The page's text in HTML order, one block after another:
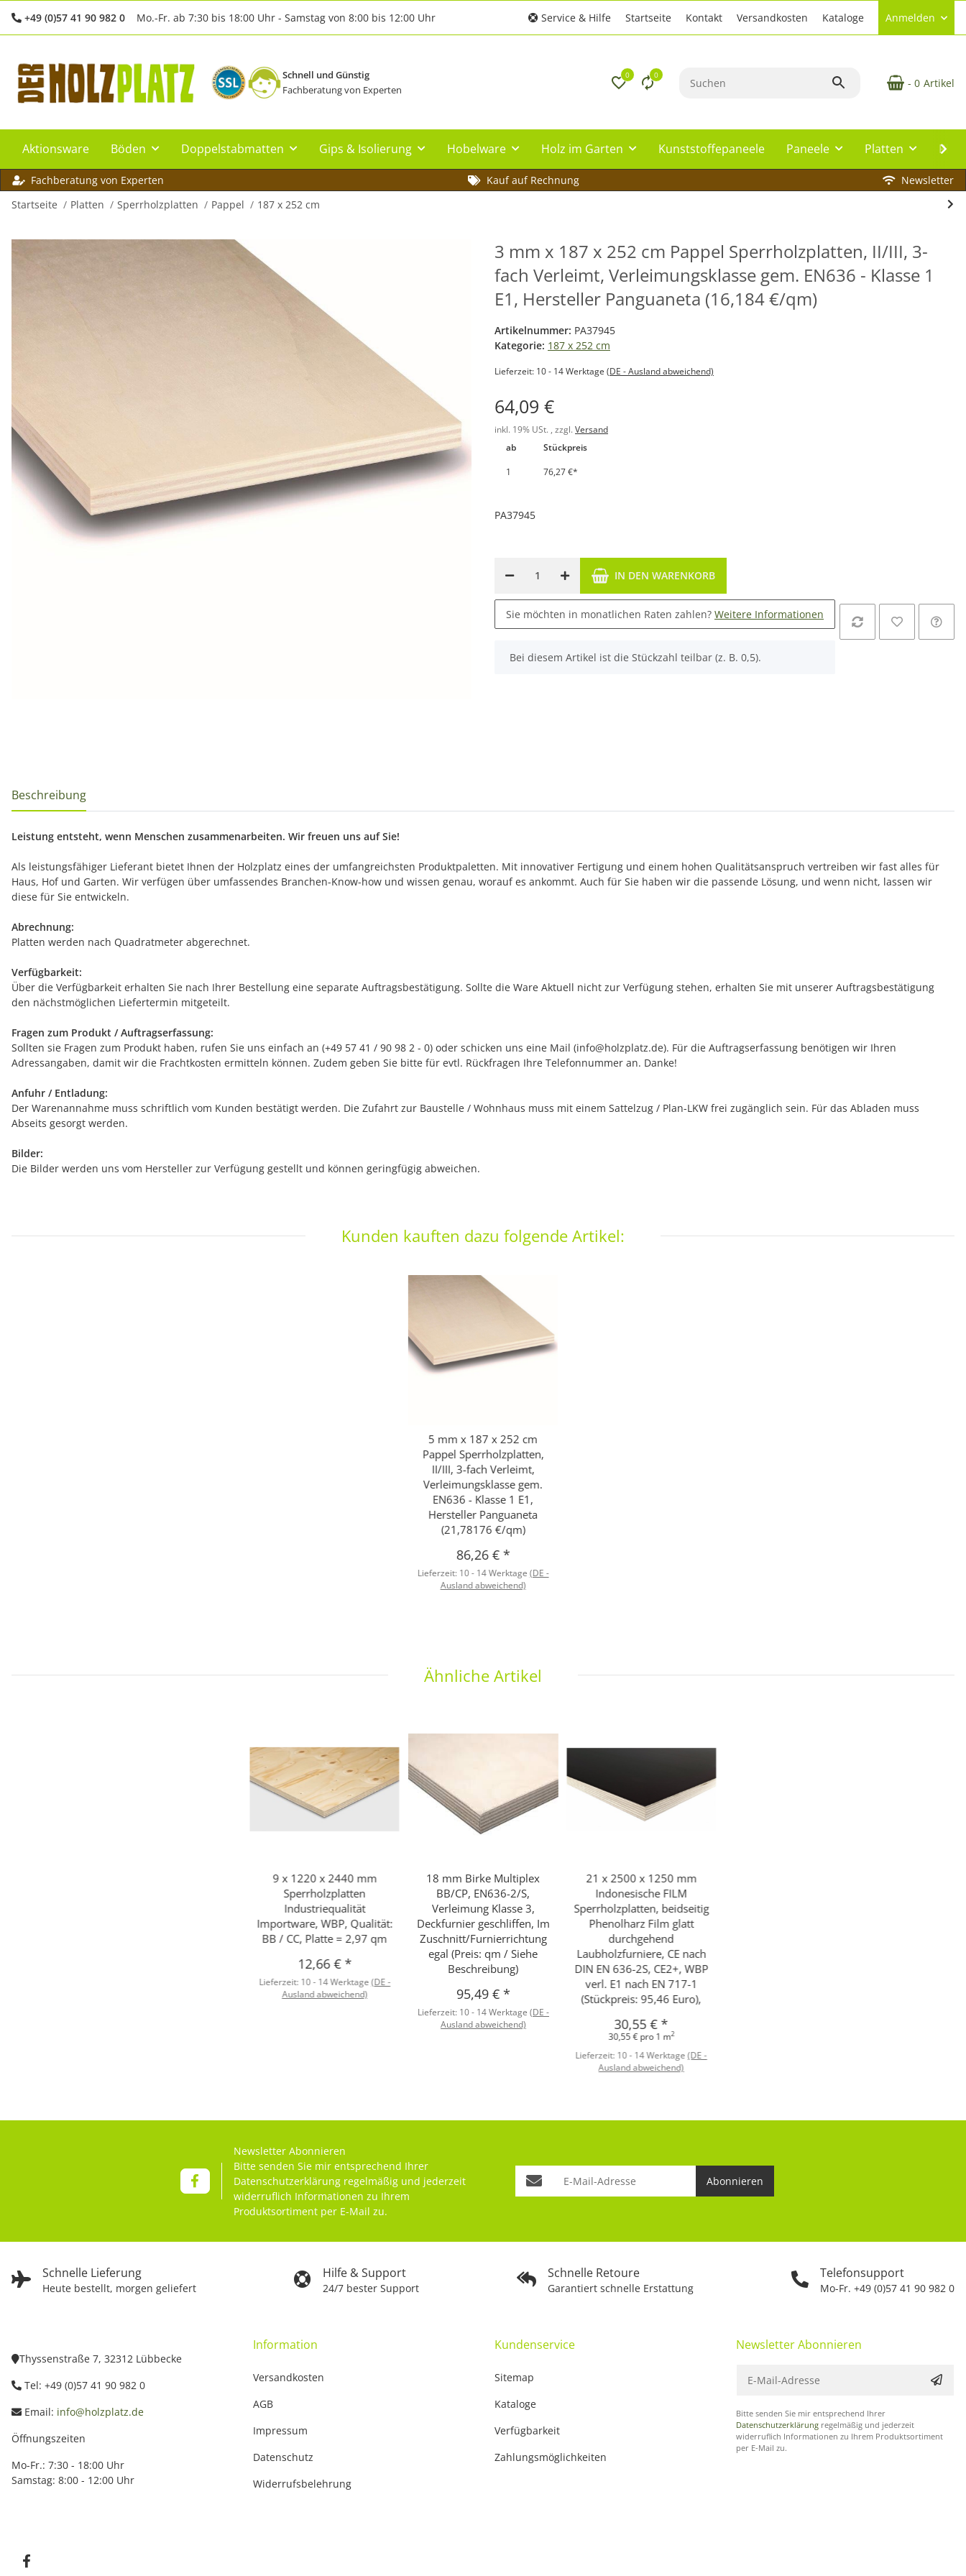
+49 (0)57 41 90 982 0 Mo.-Fr. ab 7:30 bis 18:00 Uhr - Samstag von 8:00 bis 12:00 Uhr Service & Hilfe Startseite Kontakt Versandkosten Kataloge Anmelden
Schnell und Günstig
Fachberatung von Experten
0 0
- 0 Artikel
Aktionsware Böden Doppelstabmatten Gips & Isolierung Hobelware Holz im Garten Kunststoffepaneele Paneele Platten
Fachberatung von Experten Kauf auf Rechnung
Newsletter
Startseite
Platten Sperrholzplatten Pappel 187 x 252 cm
3 mm x 187 x 252 cm Pappel Sperrholzplatten, II/III, 3-
fach Verleimt, Verleimungsklasse gem. EN636 - Klasse 1
E1, Hersteller Panguaneta (16,184 €/qm)
Artikelnummer: PA37945
Kategorie: 187 x 252 cm
Lieferzeit: 10 - 14 Werktage (DE - Ausland abweichend)
64,09 €
inkl. 19% USt. , zzgl. Versand
ab
Stückpreis
1
76,27 €*
PA37945
IN DEN WARENKORB
Sie möchten in monatlichen Raten zahlen? Weitere Informationen
x
Bei diesem Artikel ist die Stückzahl teilbar (z. B. 0,5).
Beschreibung
Leistung entsteht, wenn Menschen zusammenarbeiten. Wir freuen uns auf Sie!
Als leistungsfähiger Lieferant bietet Ihnen der Holzplatz eines der umfangreichsten Produktpaletten. Mit innovativer Fertigung und einem hohen Qualitätsanspruch vertreiben wir fast alles für
Haus, Hof und Garten. Wir verfügen über umfassendes Branchen-Know-how und wissen genau, worauf es ankommt. Auch für Sie haben wir die passende Lösung, und wenn nicht, lassen wir
diese für Sie entwickeln.
Abrechnung:
Platten werden nach Quadratmeter abgerechnet.
Verfügbarkeit:
Über die Verfügbarkeit erhalten Sie nach Ihrer Bestellung eine separate Auftragsbestätigung. Sollte die Ware Aktuell nicht zur Verfügung stehen, erhalten Sie mit unserer Auftragsbestätigung
den nächstmöglichen Liefertermin mitgeteilt.
Fragen zum Produkt / Auftragserfassung:
Sollten sie Fragen zum Produkt haben, rufen Sie uns einfach an (+49 57 41 / 90 98 2 - 0) oder schicken uns eine Mail (info@holzplatz.de). Für die Auftragserfassung benötigen wir Ihren
Adressangaben, damit wir die Frachtkosten ermitteln können. Zudem geben Sie bitte für evtl. Rückfragen Ihre Telefonnummer an. Danke!
Anfuhr / Entladung:
Der Warenannahme muss schriftlich vom Kunden bestätigt werden. Die Zufahrt zur Baustelle / Wohnhaus muss mit einem Sattelzug / Plan-LKW frei zugänglich sein. Für das Abladen muss
Abseits gesorgt werden.
Bilder:
Die Bilder werden uns vom Hersteller zur Verfügung gestellt und können geringfügig abweichen.
Kunden kauften dazu folgende Artikel:
5 mm x 187 x 252 cm
Pappel Sperrholzplatten,
II/III, 3-fach Verleimt,
Verleimungsklasse gem.
EN636 - Klasse 1 E1,
Hersteller Panguaneta
(21,78176 €/qm)
86,26 € *
Lieferzeit: 10 - 14 Werktage (DE -
Ausland abweichend)
Ähnliche Artikel
9 x 1220 x 2440 mm
Sperrholzplatten
Industriequalität
Importware, WBP, Qualität:
BB / CC, Platte = 2,97 qm
12,66 € *
Lieferzeit: 10 - 14 Werktage(DE -
Ausland abweichend)
18 mm Birke Multiplex
BB/CP, EN636-2/S,
Verleimung Klasse 3,
Deckfurnier geschliffen, Im
Zuschnitt/Furnierrichtung
egal (Preis: qm / Siehe
Beschreibung)
95,49 € *
Lieferzeit: 10 - 14 Werktage (DE -
Ausland abweichend)
21 x 2500 x 1250 mm
Indonesische FILM
Sperrholzplatten, beidseitig
Phenolharz Film glatt
durchgehend
Laubholzfurniere, CE nach
DIN EN 636-2S, CE2+, WBP
verl. E1 nach EN 717-1
(Stückpreis: 95,46 Euro),
30,55 € *
30,55 € pro 1 m2
Lieferzeit: 10 - 14 Werktage(DE -
Ausland abweichend)
Schnelle Lieferung
Heute bestellt, morgen geliefert
Hilfe & Support
24/7 bester Support
Schnelle Retoure
Garantiert schnelle Erstattung
Telefonsupport
Mo-Fr. +49 (0)57 41 90 982 0
Newsletter Abonnieren
Bitte senden Sie mir entsprechend Ihrer
Datenschutzerklärung regelmäßig und jederzeit
widerruflich Informationen zu Ihrem
Produktsortiment per E-Mail zu.
Abonnieren
Thyssenstraße 7, 32312 Lübbecke
Tel: +49 (0)57 41 90 982 0
Email: info@holzplatz.de
Öffnungszeiten
Mo-Fr.: 7:30 - 18:00 Uhr
Samstag: 8:00 - 12:00 Uhr
Information
Versandkosten
AGB
Impressum
Datenschutz
Widerrufsbelehrung
Kundenservice
Sitemap
Kataloge
Verfügbarkeit
Zahlungsmöglichkeiten
Newsletter Abonnieren
Bitte senden Sie mir entsprechend Ihrer
Datenschutzerklärung regelmäßig und jederzeit
widerruflich Informationen zu Ihrem Produktsortiment
per E-Mail zu.